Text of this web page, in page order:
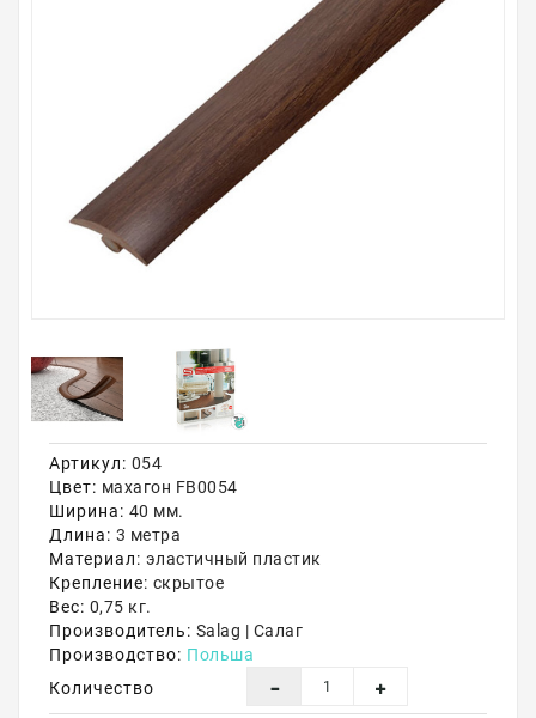
Крепёж и крепления
Садовая мебель
Оплата
Доставка
Акции
Артикул: 054
Цвет: махагон FB0054
Ширина: 40 мм.
Длина: 3 метра
Материал: эластичный пластик
Крепление: скрытое
Вес: 0,75 кг.
Производитель: Salag | Салаг
Производство: Польша
Количество